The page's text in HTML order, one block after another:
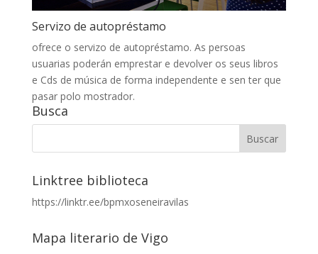
Servizo de autopréstamo
ofrece o servizo de autopréstamo. As persoas
usuarias poderán emprestar e devolver os seus libros
e Cds de música de forma independente e sen ter que
pasar polo mostrador.
Busca
Linktree biblioteca
https://linktr.ee/bpmxoseneiravilas
Mapa literario de Vigo